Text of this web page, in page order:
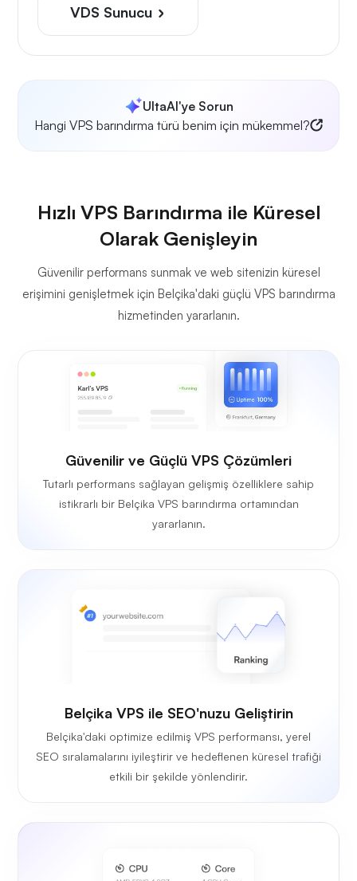
VDS Sunucu
UltaAI'ye Sorun
Hangi VPS barındırma türü benim için mükemmel?
Hızlı VPS Barındırma ile Küresel
Olarak Genişleyin
Güvenilir performans sunmak ve web sitenizin küresel
erişimini genişletmek için Belçika'daki güçlü VPS barındırma
hizmetinden yararlanın.
Güvenilir ve Güçlü VPS Çözümleri
Tutarlı performans sağlayan gelişmiş özelliklere sahip
istikrarlı bir Belçika VPS barındırma ortamından
yararlanın.
Belçika VPS ile SEO'nuzu Geliştirin
Belçika'daki optimize edilmiş VPS performansı, yerel
SEO sıralamalarını iyileştirir ve hedeflenen küresel trafiği
etkili bir şekilde yönlendirir.